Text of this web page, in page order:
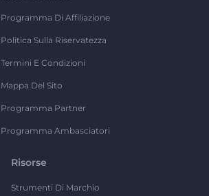
Programma Di Affiliazione
Politica Sulla Riservatezza
Termini E Condizioni
Mappa Del Sito
Programma Partner
Programma Ambasciatori
Risorse
Strumenti Di Marchio